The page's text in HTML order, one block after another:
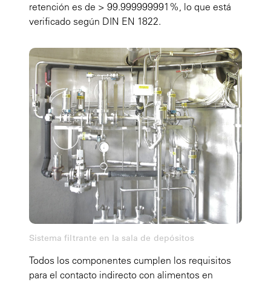
retención es de > 99.999999991%, lo que está
verificado según DIN EN 1822.
Sistema filtrante en la sala de depósitos
Todos los componentes cumplen los requisitos
para el contacto indirecto con alimentos en